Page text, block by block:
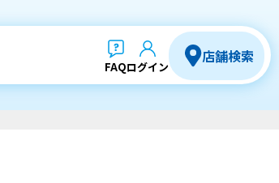
FAQログイン
店舗検索